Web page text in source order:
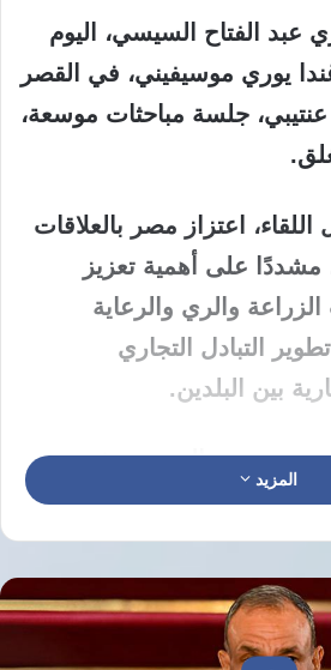
عبد الفتاح السيسي، اليوم
يوري موسيفيني، في القصر
جلسة مباحثات موسعة،
اعتزاز مصر بالعلاقات
مشددًا على أهمية تعزيز
والري والرعاية
التبادل التجاري
بين البلدين.
دعوة إلى موسيفيني
الأفريقي التنسيقية التي
تستضيفها مصر، في يونيو/ حزيران 2026، وكذلك
المنعقد على هامشها.
بدور مصر على
المزيد